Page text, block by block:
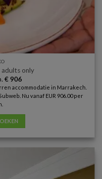
adults only
€ 906
accommodatie in Marrakech.
Nu vanaf EUR 906.00 per